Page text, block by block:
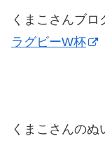
くまこさんブ
ラグビーW杯
くまこさんのぬ